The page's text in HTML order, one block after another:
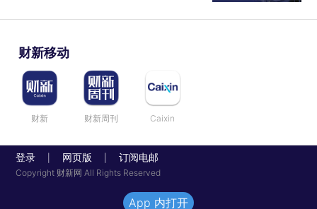
财新移动
财新 财新周刊 Caixin
登录 网页版 订阅电邮
Copyright 财新网 All Rights Reserved
App 内打开